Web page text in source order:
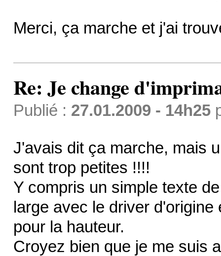
Merci, ça marche et j'ai
Re: Je change
Publié : 27.01.2009 - 14h25
J'avais dit ça marche, mais
sont trop petites !!!!
Y compris un simple texte
large avec le driver
pour la hauteur.
Croyez bien que je me suis